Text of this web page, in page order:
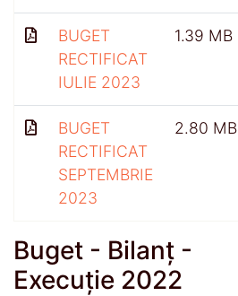
BUGET
RECTIFICAT
IULIE 2023
1.39 MB
BUGET
RECTIFICAT
SEPTEMBRIE
2023
2.80 MB
Buget - Bilanț -
Execuție 2022